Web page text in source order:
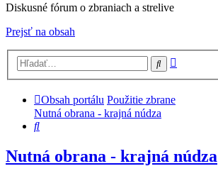
Diskusné fórum o zbraniach a strelive
Prejsť na obsah
Hľadať
Obsah portálu Použitie zbrane
Nutná obrana - krajná núdza
Hľadať
Nutná obrana - krajná núdza